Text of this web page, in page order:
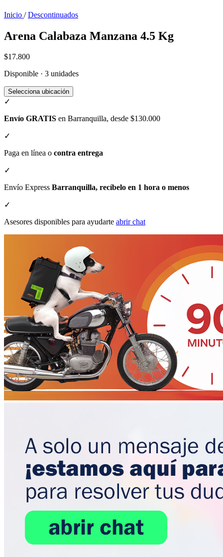
Inicio / Descontinuados
Arena Calabaza Manzana 4.5 Kg
$17.800
Disponible · 3 unidades
Selecciona ubicación
✓
Envío GRATIS en Barranquilla, desde $130.000
✓
Paga en línea o contra entrega
✓
Envío Express Barranquilla, recíbelo en 1 hora o menos
✓
Asesores disponibles para ayudarte abrir chat